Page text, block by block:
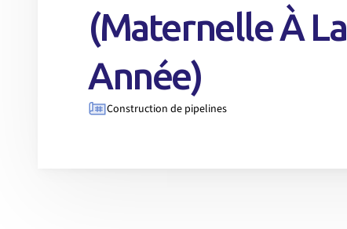
(maternelle À
Année)
Construction de pipelines